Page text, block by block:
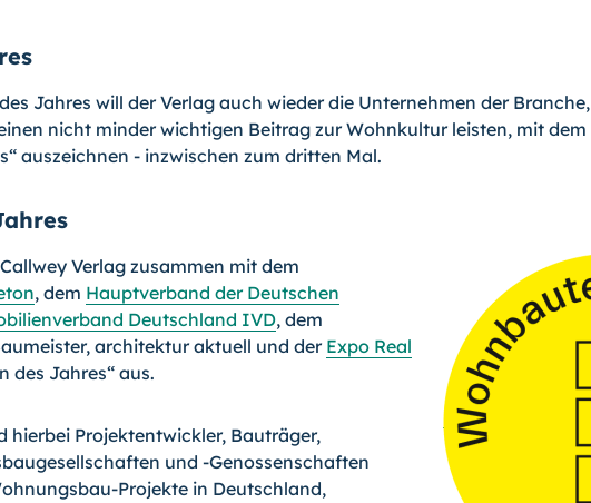
Jahres will der Verlag auch wieder die Unternehmen der Branche,
nicht minder wichtigen Beitrag zur Wohnkultur leisten, mit dem
auszeichnen - inzwischen zum dritten Mal.
Verlag zusammen mit dem
, dem Hauptverband der Deutschen
Deutschland IVD, dem
architektur aktuell und der Expo Real
des Jahres“ aus.
hierbei Projektentwickler, Bauträger,
und -Genos­sen­schaf­ten
Projekte in Deutschland,